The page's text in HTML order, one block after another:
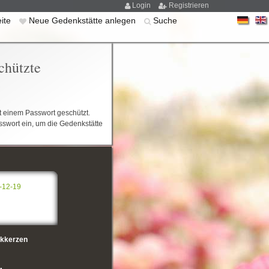
Login Registrieren
Neue Gedenkstätte anlegen Suche
einem Passwort geschützt.
ein, um die Gedenkstätte
19